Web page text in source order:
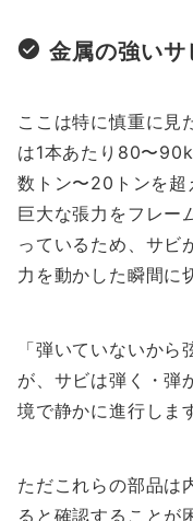
金属の強い
ここは特に慎重に見
は1本あたり80〜
数トン〜20トンを超
巨大な張力をフレー
っているため、サビ
力を動かした瞬間に
「弾いていないか
が、サビは弾く・弾
境で静かに進行しま
ただこれらの部品は
ると確認することが